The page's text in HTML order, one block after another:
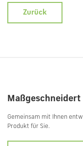
Zurück
Maßgeschneidert
Gemeinsam mit Ihnen
Produkt für Sie.